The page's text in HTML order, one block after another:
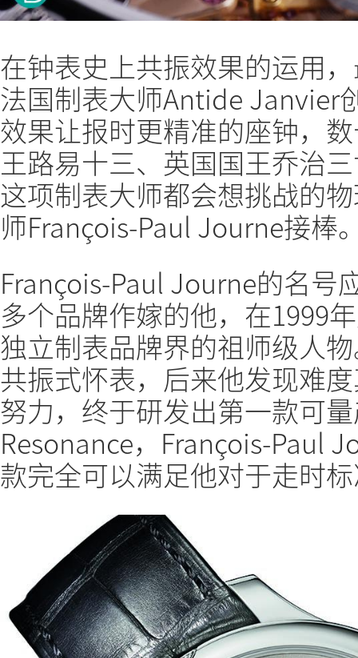
在钟表史上共振效果的运用
法国制表大师Antide Janvier
效果让报时更精准的座钟，
王路易十三、英国国王乔治
这项制表大师都会想挑战的
师François-Paul Journe接棒
François-Paul Journe的名号
多个品牌作嫁的他，在1999
独立制表品牌界的祖师级人
共振式怀表，后来他发现难
努力，终于研发出第一款可
Resonance，François-Paul
款完全可以满足他对于走时